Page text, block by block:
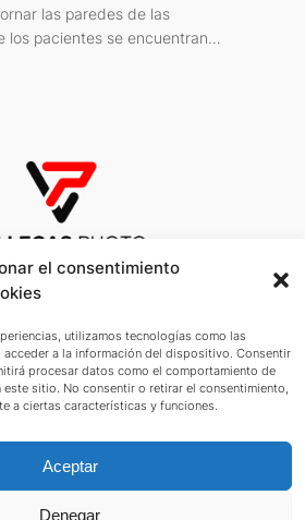
el consentimiento
utilizamos tecnologías como las
acceder a la información del dispositivo. Consentir
procesar datos como el comportamiento de
este sitio. No consentir o retirar el consentimiento,
a ciertas características y funciones.
Aceptar
Denegar
las paredes de las
los pacientes se encuentran…
en Deportes, Artes Escénicas y
de Privacidad
y Condiciones
de Cookies (UE)
Social
Linkedin
Instagram